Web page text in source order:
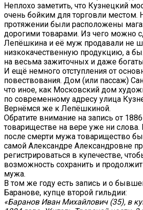
Неплохо заметить, что Кузнецкий
очень бойким для торговли местом.
протяжении были расположены
дорогими товарами. Из чего можно
Лепёшкина и её муж продавали не
низкокачественную продукцию, а
на весьма зажиточных и даже
И ещё немного отступления от
повествования. Дом (или пассаж)
что иное, как Московский дом
по современному адресу улица
Вернёмся же к Лепёшкиной.
Обратите внимание на запись от
товариществе на вере уже ни
после смерти мужа товарищество
самой Александре Александровне
регистрироваться в купечестве,
возможность сохранить и
мужа.
В том же году есть запись и о
Баранове, купце второй гильдии:
«Баранов Иван Михайлович (35), в